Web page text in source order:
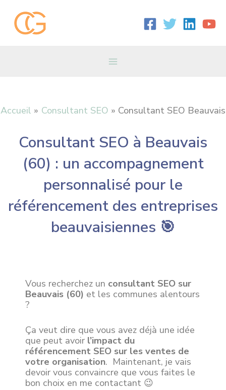
contenu
Accueil Consultant SEO Consultant SEO Beauvais
Consultant SEO à Beauvais
(60) : un accompagnement
personnalisé pour le
référencement des entreprises
beauvaisiennes 🎯
Vous recherchez un consultant SEO sur
Beauvais (60) et les communes alentours
?
Ça veut dire que vous avez déjà une idée
que peut avoir l’impact du
référencement SEO sur les ventes de
votre organisation. Maintenant, je vais
devoir vous convaincre que vous faites le
bon choix en me contactant 😉